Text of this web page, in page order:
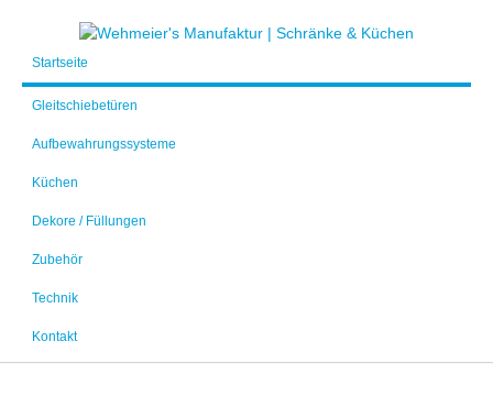
Startseite
Gleitschiebetüren
Aufbewahrungssysteme
Küchen
Dekore / Füllungen
Zubehör
Technik
Kontakt